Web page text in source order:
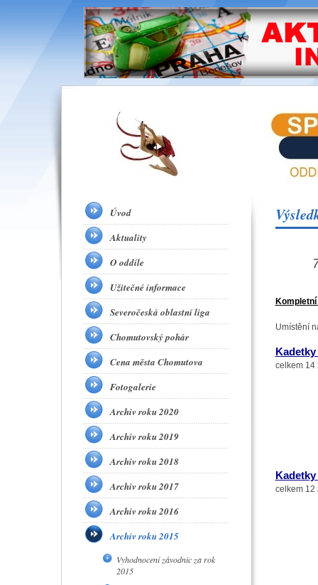
Umístění
celkem 14
celkem 12
Úvod
Aktuality
O oddíle
Užitečné informace
Severočeská oblastní liga
Chomutovský pohár
Cena města Chomutova
Fotogalerie
Archiv roku 2020
Archiv roku 2019
Archiv roku 2018
Archiv roku 2017
Archiv roku 2016
Archiv roku 2015
Vyhodnocení závodnic za rok
2015